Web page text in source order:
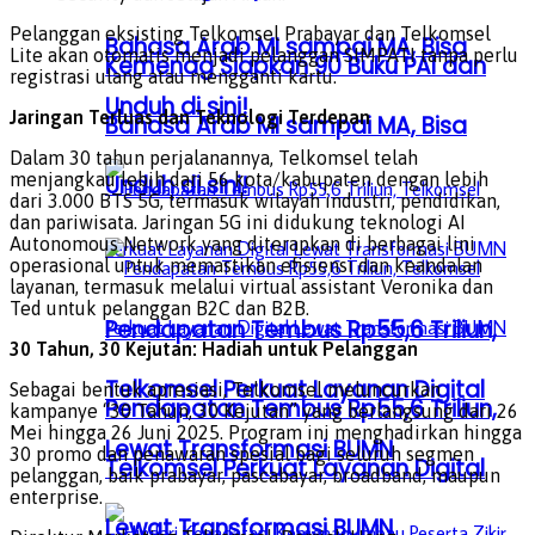
Bahasa Arab MI sampai MA, Bisa
Unduh di sini!
Pendapatan Tembus Rp55,6 Triliun,
Telkomsel Perkuat Layanan Digital
Lewat Transformasi BUMN
Kemenag Siapkan 90 Buku PAI dan
Bahasa Arab MI sampai MA, Bisa
Unduh di sini!
Pendapatan Tembus Rp55,6 Triliun,
Telkomsel Perkuat Layanan Digital
Lewat Transformasi BUMN
Pelanggan eksisting Telkomsel Prabayar dan Telkomsel
Lite akan otomatis menjadi pelanggan SIMPATI tanpa perlu
registrasi ulang atau mengganti kartu.
Jaringan Terluas dan Teknologi Terdepan
Dalam 30 tahun perjalanannya, Telkomsel telah
menjangkau lebih dari 56 kota/kabupaten dengan lebih
dari 3.000 BTS 5G, termasuk wilayah industri, pendidikan,
dan pariwisata. Jaringan 5G ini didukung teknologi AI
Autonomous Network yang diterapkan di berbagai lini
operasional untuk memastikan efisiensi dan keandalan
layanan, termasuk melalui virtual assistant Veronika dan
Ted untuk pelanggan B2C dan B2B.
30 Tahun, 30 Kejutan: Hadiah untuk Pelanggan
Sebagai bentuk apresiasi, Telkomsel meluncurkan
kampanye “30 Tahun, 30 Kejutan” yang berlangsung dari 26
Mei hingga 26 Juni 2025. Program ini menghadirkan hingga
30 promo dan penawaran spesial bagi seluruh segmen
pelanggan, baik prabayar, pascabayar, broadband, maupun
enterprise.